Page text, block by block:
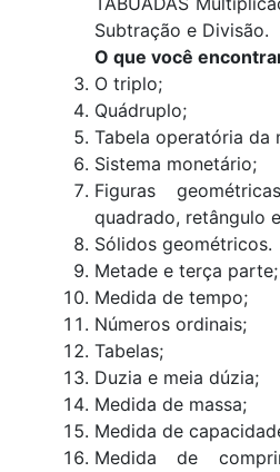
Subtração e Divisão.
O que você
O triplo;
Quádruplo;
Tabela operatória da
Sistema monetário;
Figuras
quadrado, retângulo
Sólidos geométricos.
Metade e terça parte;
Medida de tempo;
Números ordinais;
Tabelas;
Duzia e meia dúzia;
Medida de massa;
Medida de
Medida de